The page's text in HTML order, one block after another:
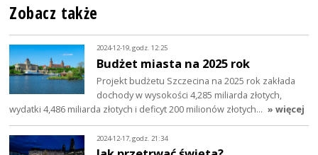
Zobacz także
2024-12-19, godz. 12:25
Budżet miasta na 2025 rok
Projekt budżetu Szczecina na 2025 rok zakłada
dochody w wysokości 4,285 miliarda złotych,
wydatki 4,486 miliarda złotych i deficyt 200 milionów złotych… » więcej
2024-12-17, godz. 21:34